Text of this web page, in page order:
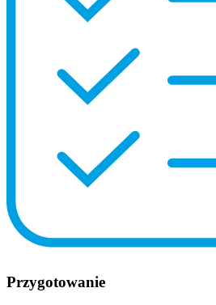
Przygotowanie